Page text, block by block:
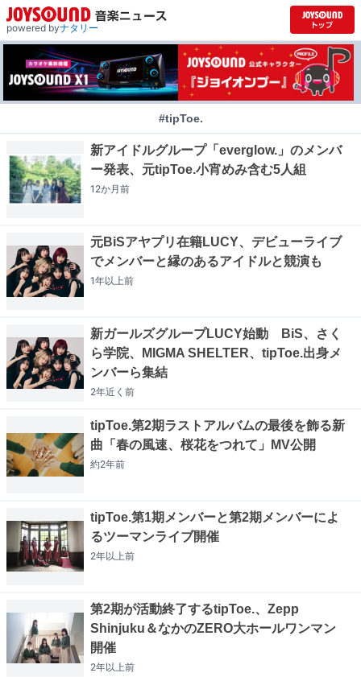
powered byナタリー
#tipToe.
新アイドルグループ「everglow.」のメンバ
ー発表、元tipToe.小宵めみ含む5人組
12か月前
元BiSアヤプリ在籍LUCY、デビューライブ
でメンバーと縁のあるアイドルと競演も
1年以上前
新ガールズグループLUCY始動 BiS、さく
ら学院、MIGMA SHELTER、tipToe.出身メ
ンバーら集結
2年近く 前
tipToe.第2期ラストアルバムの最後を飾る新
曲「春の風速、桜花をつれて」MV公開
約2年前
tipToe.第1期メンバーと第2期メンバーによ
るツーマンライブ開催
2年以上前
第2期が活動終了するtipToe.、Zepp
Shinjuku＆なかのZERO大ホールワンマン
開催
2年以上前